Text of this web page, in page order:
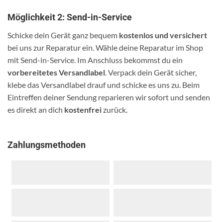
Möglichkeit 2: Send-in-Service
Schicke dein Gerät ganz bequem kostenlos und versichert
bei uns zur Reparatur ein. Wähle deine Reparatur im Shop
mit Send-in-Service. Im Anschluss bekommst du ein
vorbereitetes Versandlabel . Verpack dein Gerät sicher,
klebe das Versandlabel drauf und schicke es uns zu. Beim
Eintreffen deiner Sendung reparieren wir sofort und senden
es direkt an dich kostenfreizurück.
Zahlungsmethoden